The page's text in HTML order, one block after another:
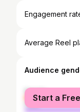
Engagement
Average Reel
Audience
female
male
Start a